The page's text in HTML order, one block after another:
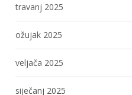
travanj 2025
ožujak 2025
veljača 2025
siječanj 2025